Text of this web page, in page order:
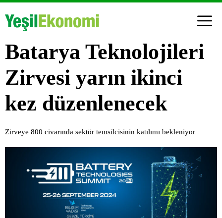
Batarya Teknolojileri
Zirvesi yarın ikinci
kez düzenlenecek
Zirveye 800 civarında sektör temsilcisinin katılımı bekleniyor